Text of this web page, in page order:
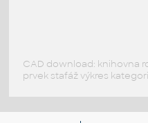
CAD download: knihovna
prvek stafáž výkres